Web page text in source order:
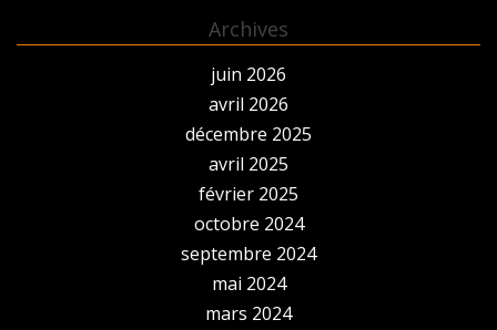
Archives
juin 2026
avril 2026
décembre 2025
avril 2025
février 2025
octobre 2024
septembre 2024
mai 2024
mars 2024